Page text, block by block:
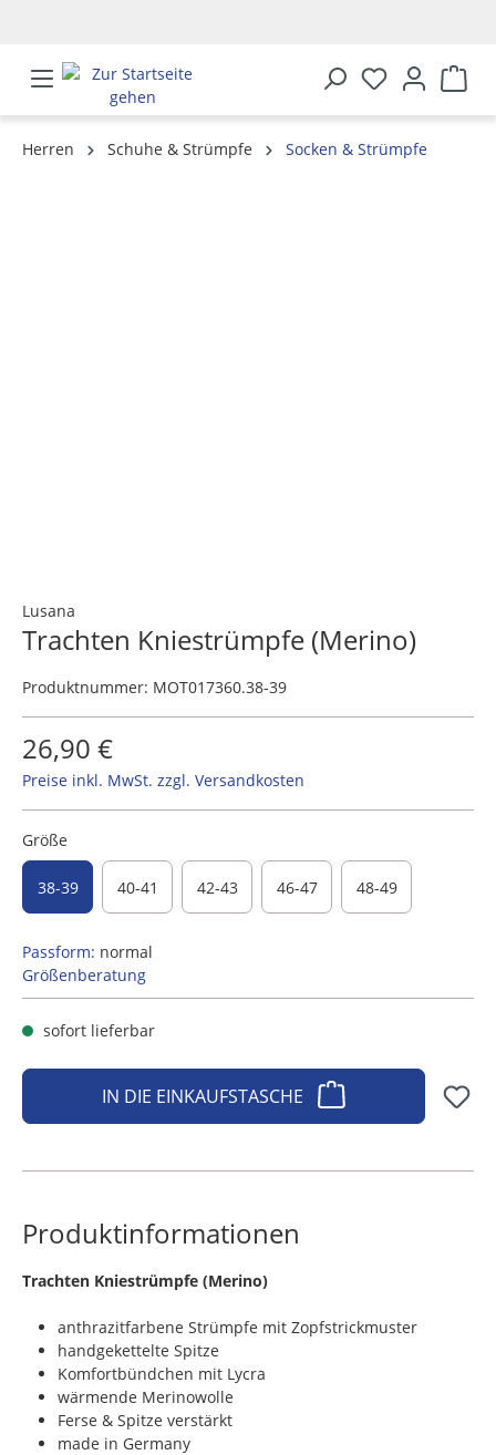
Herren Schuhe & Strümpfe
Socken & Strümpfe
Lusana
Trachten Kniestrümpfe (Merino)
Produktnummer: MOT017360.38-39
26,90 €
Preise inkl. MwSt. zzgl. Versandkosten
Größe
38-39 40-41 42-43 46-47 48-49
Passform: normal
Größenberatung
sofort lieferbar
IN DIE EINKAUFSTASCHE
Produktinformationen
​Trachten Kniestrümpfe (Merino)
anthrazitfarbene Strümpfe mit Zopfstrickmuster
handgekettelte Spitze
Komfortbündchen mit Lycra
wärmende Merinowolle
Ferse & Spitze verstärkt
made in Germany